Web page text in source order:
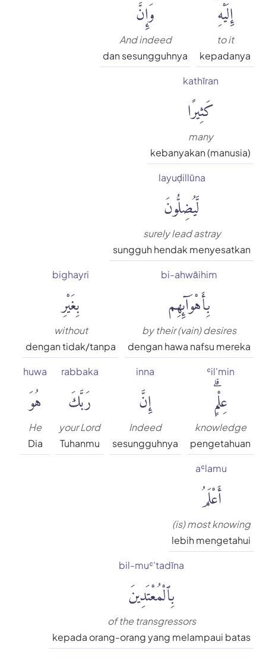
إِلَيْهِۗ
to it
kepadanya
وَإِنَّ
And indeed
dan sesungguhnya
kathīran
كَثِيرًا
many
kebanyakan (manusia)
layuḍillūna
لَّيُضِلُّونَ
surely lead astray
sungguh hendak menyesatkan
bi-ahwāihim
بِأَهْوَآئِهِم
by their (vain) desires
dengan hawa nafsu mereka
bighayri
بِغَيْرِ
without
dengan tidak/tanpa
ʿil'min
عِلْمٍۗ
knowledge
pengetahuan
inna
إِنَّ
Indeed
sesungguhnya
rabbaka
رَبَّكَ
your Lord
Tuhanmu
huwa
هُوَ
He
Dia
aʿlamu
أَعْلَمُ
(is) most knowing
lebih mengetahui
bil-muʿ'tadīna
بِٱلْمُعْتَدِينَ
of the transgressors
kepada orang-orang yang melampaui batas